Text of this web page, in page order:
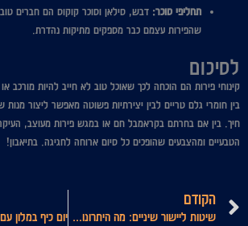
תחליפי סוכר: דבש, סילאן וסוכר קוקוס הם חברים
שהפירות עצמם כבר מספקים מתיקות נהדרת.
לסיכום
קינוחי פירות הם הוכחה לכך שאוכל טוב לא חייב להיות מורכב
בין חומרי גלם טריים לבין יצירתיות פשוטה מאפשר ליצור מנות
חיך. בין אם בחרתם בקראמבל חם או במגש פירות מעוצב,
הטבעיים ומהצבעים שהופכים כל סיום ארוחה לחגיגה. בתיאבון!
קודם
הקודם
שיטות ליישור שיניים: מה היתרונות והחסרונות של כל שיטה?